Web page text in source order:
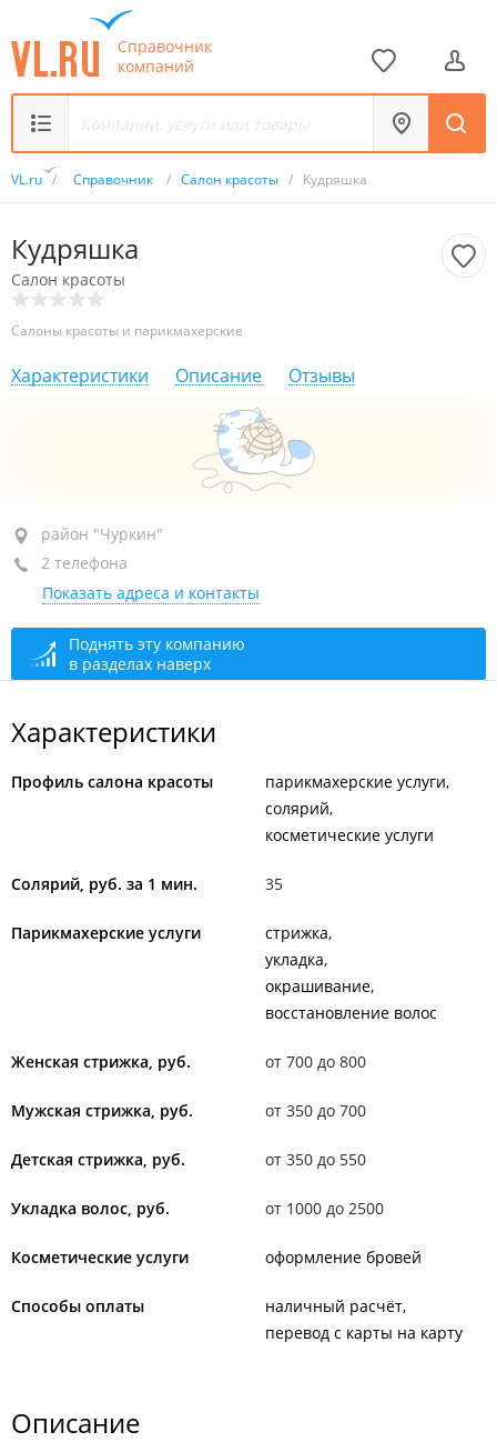
Справочник
компаний
VL.ru / Справочник / Салон красоты / Кудряшка
Кудряшка
Салон красоты
Салоны красоты и парикмахерские
Характеристики Описание Отзывы
район "Чуркин", ул. Надибаидзе, 4
1-й этаж
+7 (423) 227-28-27
+7 914 720-07-24
сегодня закрыто
район "Чуркин"
2 телефона
Показать адреса и контакты
Поднять эту компанию
в разделах наверх
Характеристики
Профиль салона красоты
парикмахерские услуги
солярий
косметические услуги
Солярий, руб. за 1 мин. 35
Парикмахерские услуги
стрижка
укладка
окрашивание
восстановление волос
Женская стрижка, руб. от 700 до 800
Мужская стрижка, руб. от 350 до 700
Детская стрижка, руб. от 350 до 550
Укладка волос, руб. от 1000 до 2500
Косметические услуги оформление бровей
Способы оплаты
наличный расчёт
перевод с карты на карту
Описание